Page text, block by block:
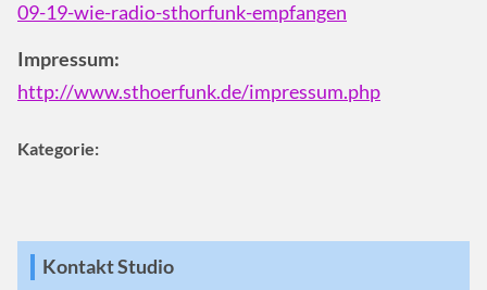
09-19-wie-radio-sthorfunk-empfangen
Impressum:
http://www.sthoerfunk.de/impressum.php
Kategorie:
Kontakt Studio